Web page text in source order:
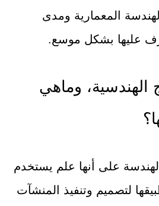
المعمارية ومدى
عليها بشكل موسع.
الهندسية، وماهي
على أنها علم يستخدم
لتصميم وتنفيذ المنشآت